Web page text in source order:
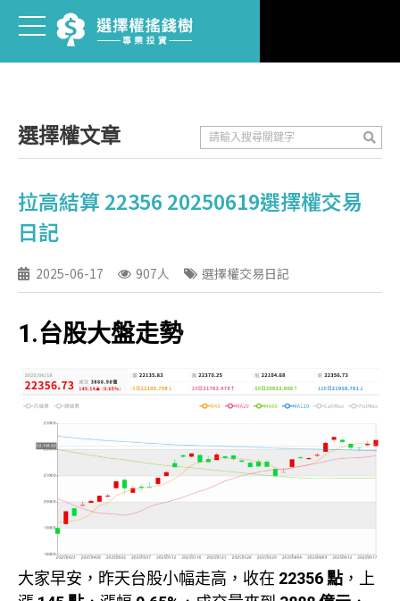
選擇權文章
拉高結算 22356 20250619選擇權交易
日記
2025-06-17 907人 選擇權交易日記
1.台股大盤走勢
大家早安，昨天台股小幅走高，收在 22356 點 ，上